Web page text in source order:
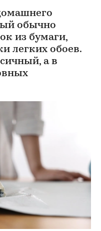
обычно
из бумаги,
легких обоев.
а в